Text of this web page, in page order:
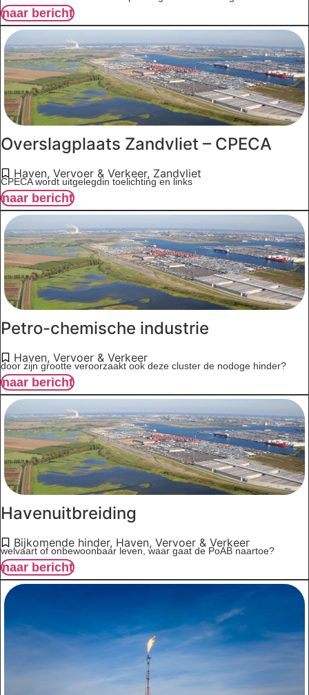
naar bericht
Overslagplaats Zandvliet – CPECA
Haven, Vervoer & Verkeer, Zandvliet
CPECA wordt uitgelegdin toelichting en links
naar bericht
Petro-chemische industrie
Haven, Vervoer & Verkeer
door zijn grootte veroorzaakt ook deze cluster de nodoge hinder?
naar bericht
Havenuitbreiding
Bijkomende hinder, Haven, Vervoer & Verkeer
welvaart of onbewoonbaar leven, waar gaat de PoAB naartoe?
naar bericht